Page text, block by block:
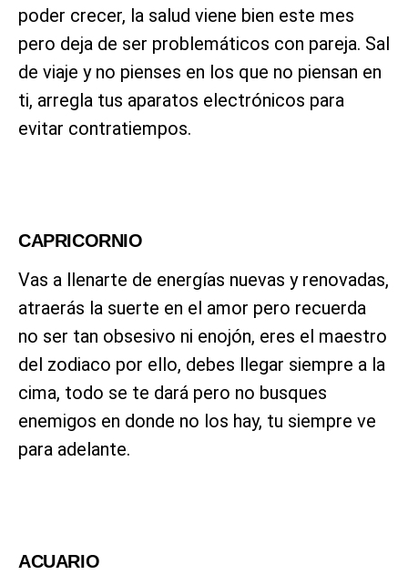
poder crecer, la salud viene bien este mes
pero deja de ser problemáticos con pareja. Sal
de viaje y no pienses en los que no piensan en
ti, arregla tus aparatos electrónicos para
evitar contratiempos.
CAPRICORNIO
Vas a llenarte de energías nuevas y renovadas,
atraerás la suerte en el amor pero recuerda
no ser tan obsesivo ni enojón, eres el maestro
del zodiaco por ello, debes llegar siempre a la
cima, todo se te dará pero no busques
enemigos en donde no los hay, tu siempre ve
para adelante.
ACUARIO